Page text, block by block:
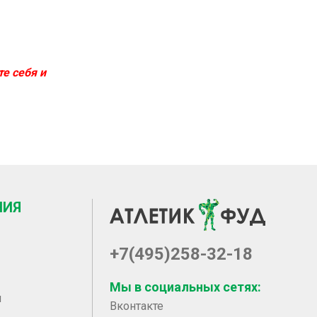
себя и
+7(495)258-32-18
Мы в социальных сетях:
Вконтакте